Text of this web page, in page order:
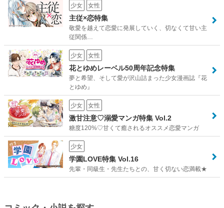
少女 女性
主従×恋特集
敬愛を越えて恋愛に発展していく、切なくて甘い主
従関係…
少女 女性
花とゆめレーベル50周年記念特集
夢と希望、そして愛が沢山詰まった少女漫画誌『花
とゆめ』
少女 女性
激甘注意♡溺愛マンガ特集 Vol.2
糖度120%♡甘くて癒されるオススメ恋愛マンガ
少女
学園LOVE特集 Vol.16
先輩・同級生・先生たちとの、甘く切ない恋満載★